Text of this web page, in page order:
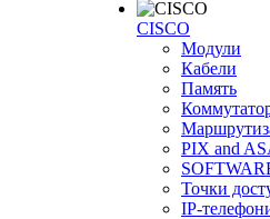
CISCO
Модули
Кабели
Память
PIX and
Точки
IP-